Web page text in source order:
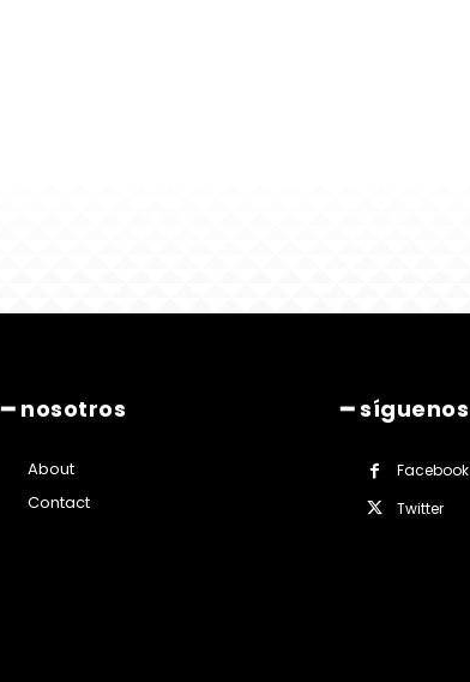
━ nosotros
About
Contact
━ síguenos
Facebook
Twitter